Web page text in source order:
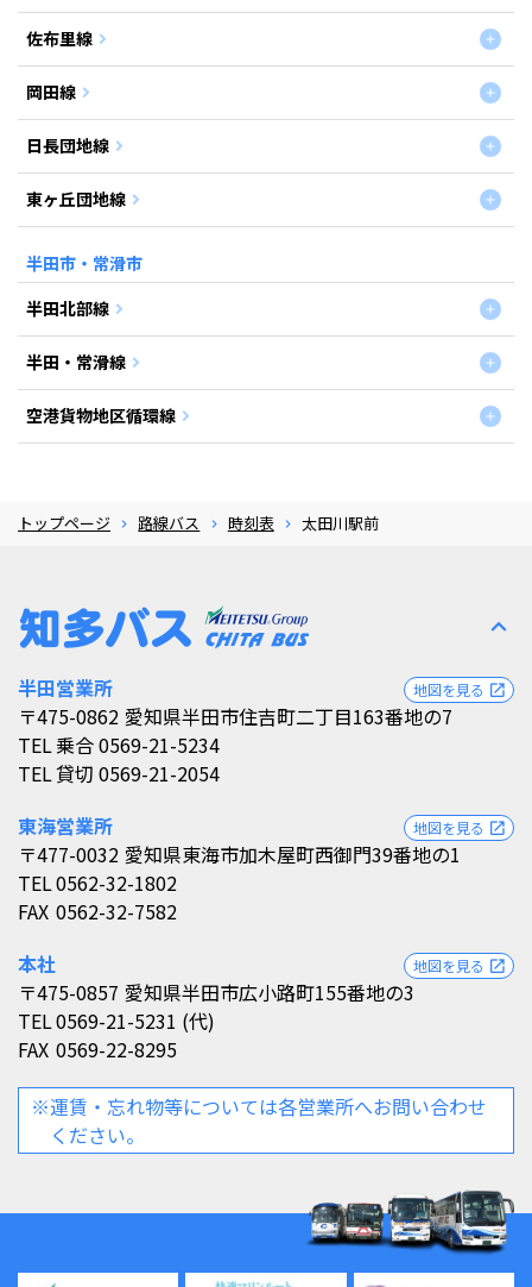
佐布里線
岡田線
日長団地線
東ヶ丘団地線
半田市・常滑市
半田北部線
半田・常滑線
空港貨物地区循環線
トップページ 路線バス 時刻表 太田川駅前
expand_less
半田営業所
〒475-0862 愛知県半田市住吉町二丁目163番地の7
地図を見る open_in_new
TEL乗合 0569-21-5234
TEL貸切 0569-21-2054
東海営業所
〒477-0032 愛知県東海市加木屋町西御門39番地の1
地図を見る open_in_new
TEL0562-32-1802
FAX 0562-32-7582
本社
〒475-0857 愛知県半田市広小路町155番地の3
地図を見る open_in_new
TEL0569-21-5231 (代)
FAX 0569-22-8295
※運賃・忘れ物等については各営業所へお問い合わせ
ください。